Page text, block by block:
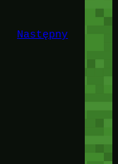
Następny